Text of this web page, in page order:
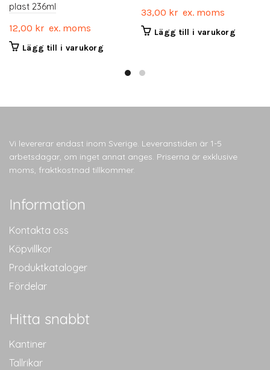
plast 236ml
12,00 kr ex. moms
Lägg till i varukorg
33,00 kr ex. moms
Lägg till i varukorg
Vi levererar endast inom Sverige. Leveranstiden är 1-5
arbetsdagar, om inget annat anges. Priserna är exklusive
moms, fraktkostnad tillkommer.
Information
Kontakta oss
Köpvillkor
Produktkataloger
Fördelar
Hitta snabbt
Kantiner
Tallrikar